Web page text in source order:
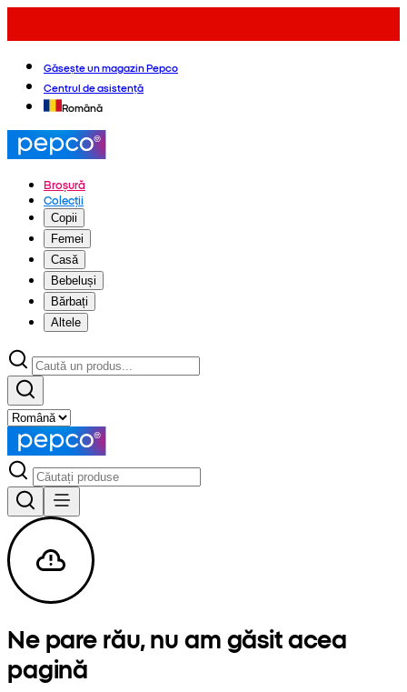
Găsește un magazin Pepco
Centrul de asistență
Română
Broșură
Colecții
Copii
Femei
Casă
Bebeluși
Bărbați
Altele
Ne pare rău, nu am găsit acea
pagină